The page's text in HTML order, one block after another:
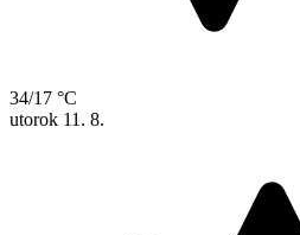
34/17 °C
utorok 11. 8.